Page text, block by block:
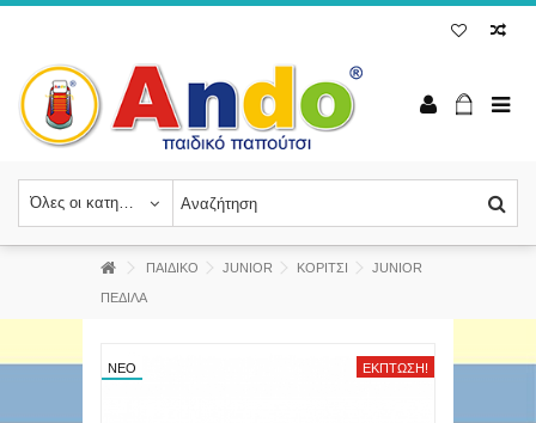
Όλες οι κατηγορίες
ΠΑΙΔΙΚΟ JUNIOR ΚΟΡΙΤΣΙ JUNIOR
ΠΕΔΙΛΑ
ΈΚΠΤΩΣΗ!
ΝΈΟ